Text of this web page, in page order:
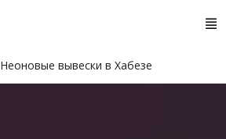
Неоновые вывески в Хабезе